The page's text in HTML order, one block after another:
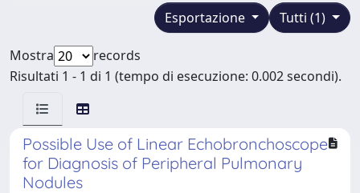
Tutti (1)
Esportazione
Mostra
records
Risultati 1 - 1 di 1 (tempo di esecuzione: 0.002 secondi).
Possible Use of Linear Echobronchoscope
for Diagnosis of Peripheral Pulmonary
Nodules